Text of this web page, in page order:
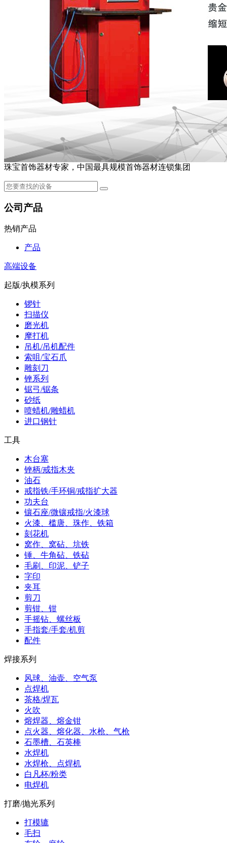
珠宝首饰器材专家，中国最具规模首饰器材连锁集团
公司产品
热销产品
产品
高端设备
起版/执模系列
锣针
扫描仪
磨光机
摩打机
吊机/吊机配件
索咀/宝石爪
雕刻刀
锉系列
锯弓/锯条
砂纸
喷蜡机/雕蜡机
进口钢针
工具
木台塞
锉柄/戒指木夹
油石
戒指铁/手环铜/戒指扩大器
功夫台
镶石座/微镶戒指/火漆球
火漆、槛唐、珠作、铁箱
刻花机
窝作、窝砧、坑铁
锤、牛角砧、铁砧
毛刷、印泥、铲子
字印
夹耳
剪刀
剪钳、钳
手摇钻、螺丝板
手指套/手套/机剪
配件
焊接系列
风球、油壶、空气泵
点焊机
茶格/焊瓦
火吹
熔焊器、熔金钳
点火器、熔化器、水枪、气枪
石墨槽、石英棒
水焊机
水焊枪、点焊机
白凡杯/粉类
电焊机
打磨/抛光系列
打模辘
毛扫